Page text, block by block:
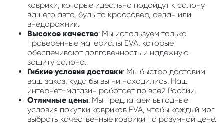
коврики, которые идеально подойдут к салону
вашего авто, будь то кроссовер, седан или
внедорожник.
Высокое качество: Мы используем только
проверенные материалы EVA, которые
обеспечивают долговечность и надежную
защиту салона.
Гибкие условия доставки: Мы быстро доставим
ваш заказ, куда бы вы ни находились. Наш
интернет-магазин работает по всей России.
Отличные цены: Мы предлагаем выгодные
условия покупки ковриков EVA, чтобы каждый мог
выбрать качественные коврики по разумной цене.